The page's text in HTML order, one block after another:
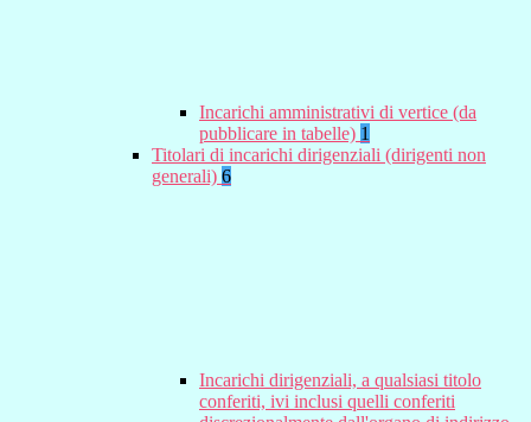
Incarichi amministrativi di vertice (da
pubblicare in tabelle) 1
Titolari di incarichi dirigenziali (dirigenti non
generali) 6
Incarichi dirigenziali, a qualsiasi titolo
conferiti, ivi inclusi quelli conferiti